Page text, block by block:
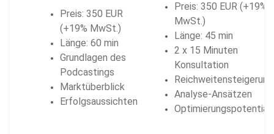
Preis: 350 EUR
(+19% MwSt.)
Länge: 60 min
Grundlagen des
Podcastings
Marktüberblick
Erfolgsaussichten
Preis: 350 EUR (+19%
MwSt.)
Länge: 45 min
2 x 15 Minuten
Konsultation
Reichweitensteigerung
Analyse-Ansätzen